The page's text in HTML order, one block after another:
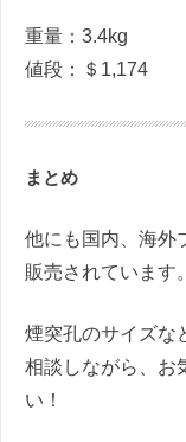
重量：3.4kg
値段：＄1,174
まとめ
他にも国内、海外
販売されています。
煙突孔のサイズな
相談しながら、お
い！